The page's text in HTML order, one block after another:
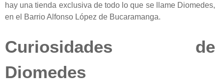
hay una tienda exclusiva de todo lo que se llame Diomedes,
en el Barrio Alfonso López de Bucaramanga.
Curiosidades de
Diomedes